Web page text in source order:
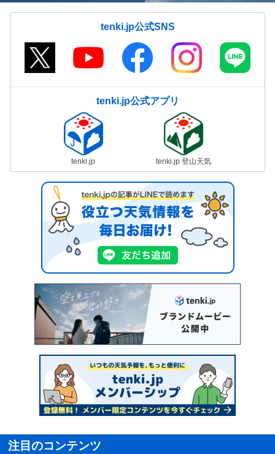
tenki.jp公式SNS
tenki.jp公式アプリ
tenki.jp tenki.jp 登山天気
注目のコンテンツ